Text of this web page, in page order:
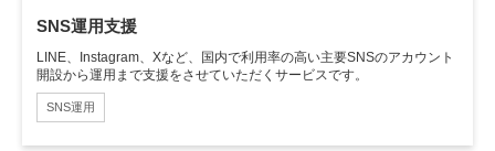
SNS運用支援
LINE、Instagram、Xなど、国内で利用率の高い主要SNSのアカウント
開設から運用まで支援をさせていただくサービスです。
SNS運用